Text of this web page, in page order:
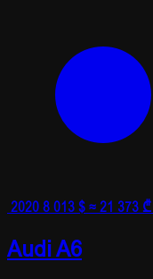
20208 013 $≈ 21 373 ₾
Audi A6